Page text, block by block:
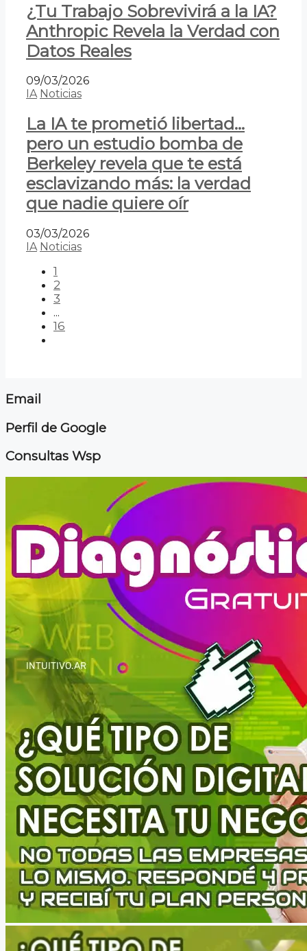
¿Tu Trabajo Sobrevivirá a la IA?
Anthropic Revela la Verdad con
Datos Reales
09/03/2026
IA Noticias
La IA te prometió libertad…
pero un estudio bomba de
Berkeley revela que te está
esclavizando más: la verdad
que nadie quiere oír
03/03/2026
IA Noticias
1
2
3
...
16
Email
Perfil de Google
Consultas Wsp